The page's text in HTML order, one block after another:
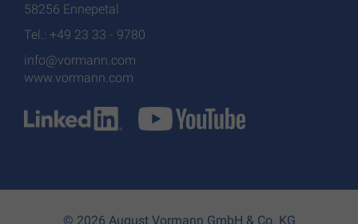
58256 Ennepetal
Tel.: +49 23 33 - 9780
info@vormann.com
www.vormann.com
© 2026 August Vormann GmbH & Co. KG